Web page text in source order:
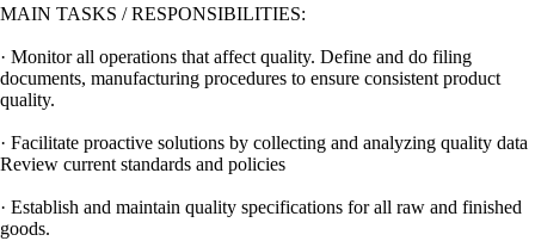
MAIN TASKS / RESPONSIBILITIES:
· Monitor all operations that affect quality. Define and do filing
documents, manufacturing procedures to ensure consistent product
quality.
· Facilitate proactive solutions by collecting and analyzing quality data
Review current standards and policies
· Establish and maintain quality specifications for all raw and finished
goods.